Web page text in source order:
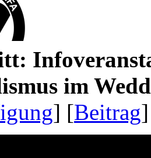
im
] [Beitrag